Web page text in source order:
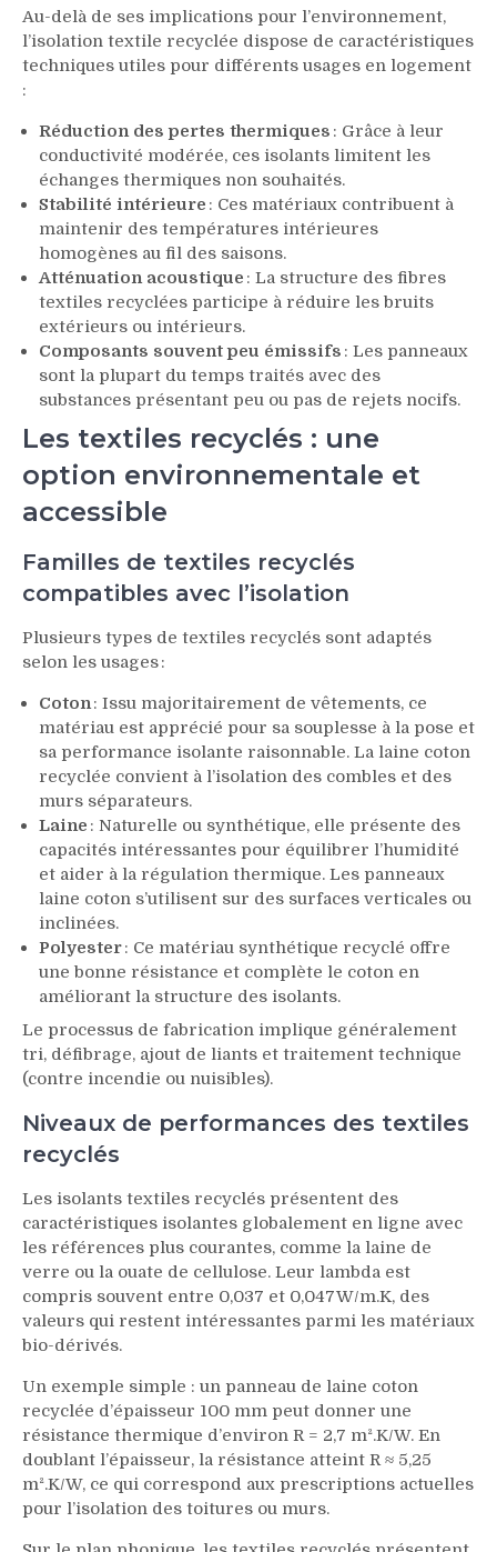
Au-delà de ses implications pour l’environnement,
l’isolation textile recyclée dispose de caractéristiques
techniques utiles pour différents usages en logement
:
Réduction des pertes thermiques : Grâce à leur
conductivité modérée, ces isolants limitent les
échanges thermiques non souhaités.
Stabilité intérieure : Ces matériaux contribuent à
maintenir des températures intérieures
homogènes au fil des saisons.
Atténuation acoustique : La structure des fibres
textiles recyclées participe à réduire les bruits
extérieurs ou intérieurs.
Composants souvent peu émissifs : Les panneaux
sont la plupart du temps traités avec des
substances présentant peu ou pas de rejets nocifs.
Les textiles recyclés : une
option environnementale et
accessible
Familles de textiles recyclés
compatibles avec l’isolation
Plusieurs types de textiles recyclés sont adaptés
selon les usages :
Coton: Issu majoritairement de vêtements, ce
matériau est apprécié pour sa souplesse à la pose et
sa performance isolante raisonnable. La laine coton
recyclée convient à l’isolation des combles et des
murs séparateurs.
Laine : Naturelle ou synthétique, elle présente des
capacités intéressantes pour équilibrer l’humidité
et aider à la régulation thermique. Les panneaux
laine coton s’utilisent sur des surfaces verticales ou
inclinées.
Polyester: Ce matériau synthétique recyclé offre
une bonne résistance et complète le coton en
améliorant la structure des isolants.
Le processus de fabrication implique généralement
tri, défibrage, ajout de liants et traitement technique
(contre incendie ou nuisibles).
Niveaux de performances des textiles
recyclés
Les isolants textiles recyclés présentent des
caractéristiques isolantes globalement en ligne avec
les références plus courantes, comme la laine de
verre ou la ouate de cellulose. Leur lambda est
compris souvent entre 0,037 et 0,047 W/m.K, des
valeurs qui restent intéressantes parmi les matériaux
bio-dérivés.
Un exemple simple : un panneau de laine coton
recyclée d’épaisseur 100 mm peut donner une
résistance thermique d’environ R = 2,7 m².K/W. En
doublant l’épaisseur, la résistance atteint R ≈ 5,25
m².K/W, ce qui correspond aux prescriptions actuelles
pour l’isolation des toitures ou murs.